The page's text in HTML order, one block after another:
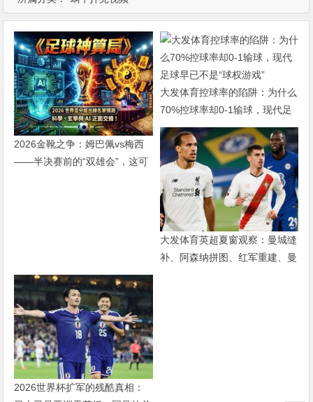
2026金靴之争：姆巴佩vs梅西
——半决赛前的“双雄会”，这可
大发体育控球率的陷阱：为什么
70%控球率却0-1输球，现代足
球早已不是“球权游戏”
大发体育英超夏窗观察：曼城缝
补、阿森纳拼图、红军重建、曼
2026世界杯扩军的残酷真相：